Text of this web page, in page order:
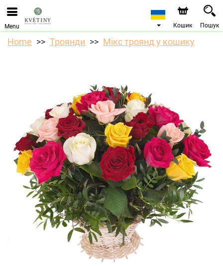
Ми приймаємо замовлення через наш інтернет-
магазин. Найближча можлива дата доставки —
10.08.2026 у зв’язку з відпусткою.
Menu Кошик Пошук
Home Троянди Мікс троянд у кошику